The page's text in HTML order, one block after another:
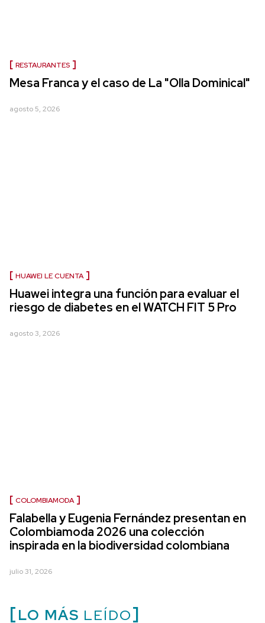
RESTAURANTES
Mesa Franca y el caso de La "Olla Dominical"
agosto 5, 2026
HUAWEI LE CUENTA
Huawei integra una función para evaluar el
riesgo de diabetes en el WATCH FIT 5 Pro
agosto 3, 2026
COLOMBIAMODA
Falabella y Eugenia Fernández presentan en
Colombiamoda 2026 una colección
inspirada en la biodiversidad colombiana
julio 31, 2026
LO MÁS LEÍDO